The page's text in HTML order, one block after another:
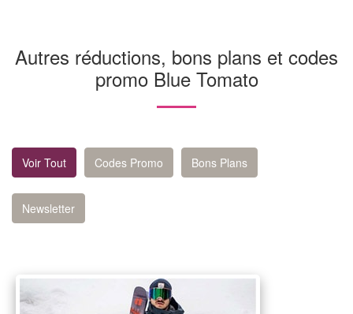
Autres réductions, bons plans et codes
promo Blue Tomato
Voir Tout Codes Promo Bons Plans
Newsletter